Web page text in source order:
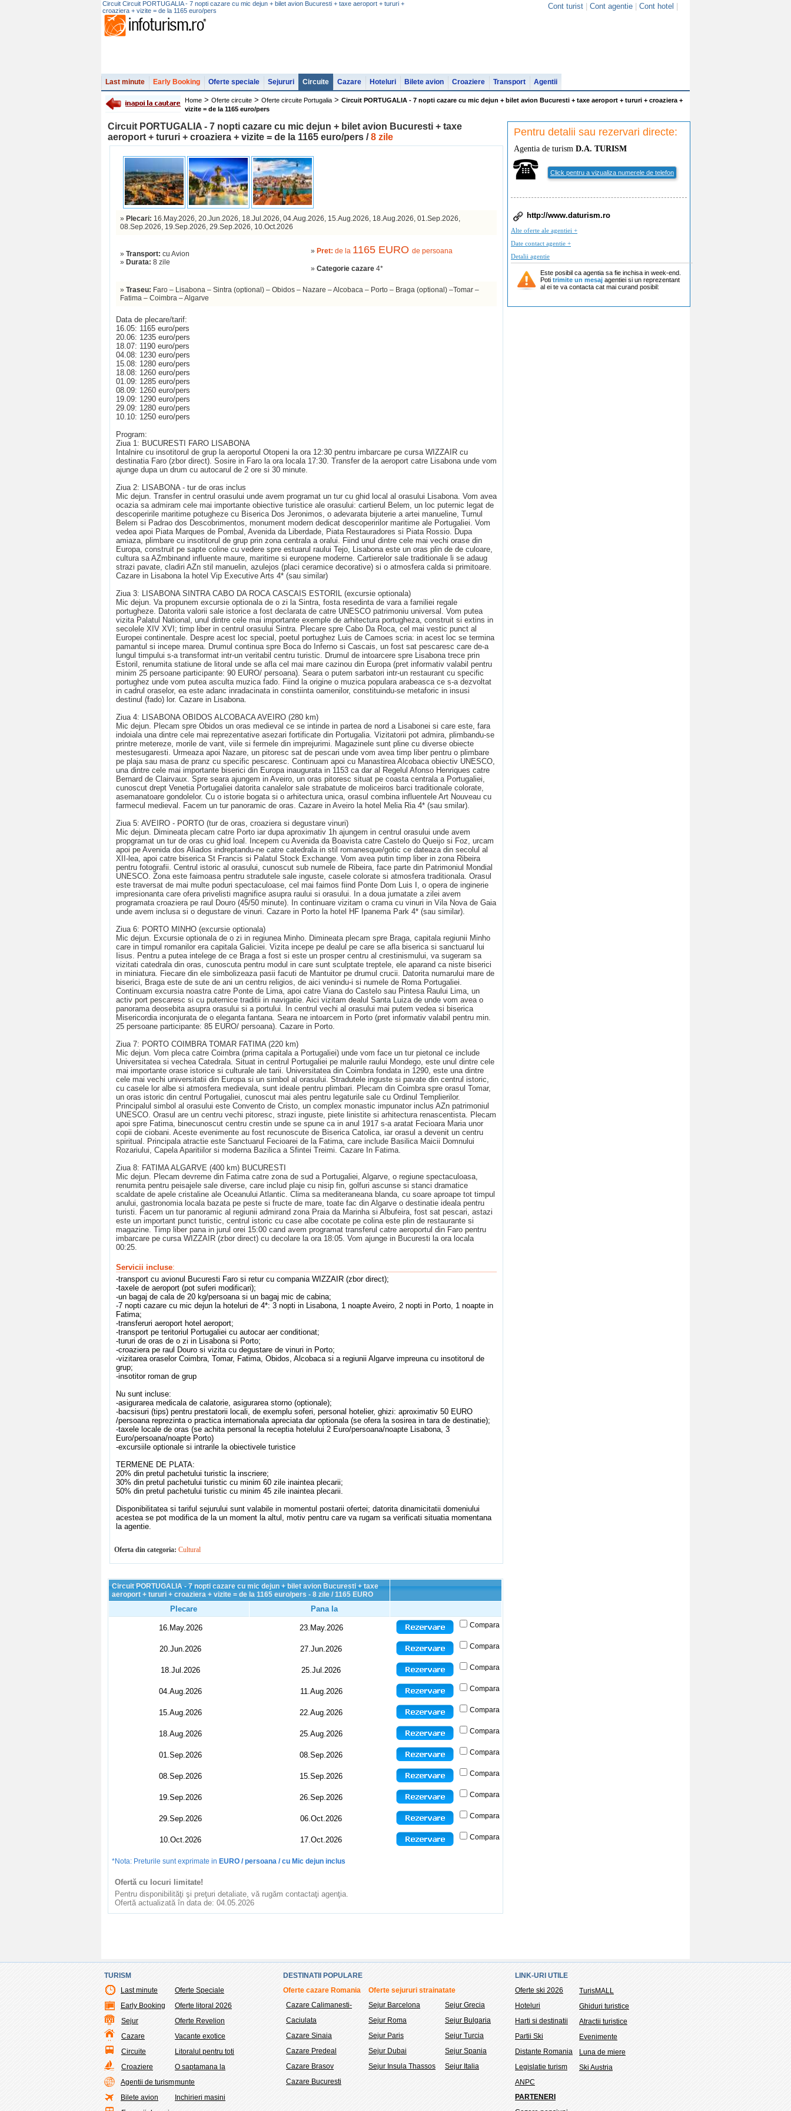
Circuit Circuit PORTUGALIA - 7 nopti cazare cu mic dejun + bilet avion Bucuresti + taxe aeroport + tururi +
croaziera + vizite = de la 1165 euro/pers
Cont turist Cont agentie Cont hotel
Last minute Early Booking Oferte speciale Sejururi Circuite Cazare Hoteluri Bilete avion Croaziere Transport Agentii
Home > Oferte circuite > Oferte circuite Portugalia > Circuit PORTUGALIA - 7 nopti cazare cu mic dejun + bilet avion Bucuresti + taxe aeroport + tururi + croaziera +
vizite = de la 1165 euro/pers
Pentru detalii sau rezervari directe:
Agentia de turism D.A. TURISM
Click pentru a vizualiza numerele de telefon
http://www.daturism.ro
Alte oferte ale agentiei +
Date contact agentie +
Detalii agentie
Este posibil ca agentia sa fie inchisa in week-end.
Poti trimite un mesaj agentiei si un reprezentant
al ei te va contacta cat mai curand posibil:
Circuit PORTUGALIA - 7 nopti cazare cu mic dejun + bilet avion Bucuresti + taxe
aeroport + tururi + croaziera + vizite = de la 1165 euro/pers /8 zile
» Plecari: 16.May.2026, 20.Jun.2026, 18.Jul.2026, 04.Aug.2026, 15.Aug.2026, 18.Aug.2026, 01.Sep.2026,
08.Sep.2026, 19.Sep.2026, 29.Sep.2026, 10.Oct.2026
» Transport: cu Avion
» Durata: 8 zile
» Pret: de la 1165 EURO de persoana
» Categorie cazare 4*
» Traseu: Faro – Lisabona – Sintra (optional) – Obidos – Nazare – Alcobaca – Porto – Braga (optional) –Tomar –
Fatima – Coimbra – Algarve
Data de plecare/tarif:
16.05: 1165 euro/pers
20.06: 1235 euro/pers
18.07: 1190 euro/pers
04.08: 1230 euro/pers
15.08: 1280 euro/pers
18.08: 1260 euro/pers
01.09: 1285 euro/pers
08.09: 1260 euro/pers
19.09: 1290 euro/pers
29.09: 1280 euro/pers
10.10: 1250 euro/pers
Program:
Ziua 1: BUCURESTI FARO LISABONA
Intalnire cu insotitorul de grup la aeroportul Otopeni la ora 12:30 pentru imbarcare pe cursa WIZZAIR cu
destinatia Faro (zbor direct). Sosire in Faro la ora locala 17:30. Transfer de la aeroport catre Lisabona unde vom
ajunge dupa un drum cu autocarul de 2 ore si 30 minute.
Ziua 2: LISABONA - tur de oras inclus
Mic dejun. Transfer in centrul orasului unde avem programat un tur cu ghid local al orasului Lisabona. Vom avea
ocazia sa admiram cele mai importante obiective turistice ale orasului: cartierul Belem, un loc puternic legat de
descoperirile maritime potugheze cu Biserica Dos Jeronimos, o adevarata bijuterie a artei manueline, Turnul
Belem si Padrao dos Descobrimentos, monument modern dedicat descoperirilor maritime ale Portugaliei. Vom
vedea apoi Piata Marques de Pombal, Avenida da Liberdade, Piata Restauradores si Piata Rossio. Dupa
amiaza, plimbare cu insotitorul de grup prin zona centrala a oralui. Fiind unul dintre cele mai vechi orase din
Europa, construit pe sapte coline cu vedere spre estuarul raului Tejo, Lisabona este un oras plin de de culoare,
cultura sa AZmbinand influente maure, maritime si europene moderne. Cartierelor sale traditionale li se adaug
strazi pavate, cladiri AZn stil manuelin, azulejos (placi ceramice decorative) si o atmosfera calda si primitoare.
Cazare in Lisabona la hotel Vip Executive Arts 4* (sau similar)
Ziua 3: LISABONA SINTRA CABO DA ROCA CASCAIS ESTORIL (excursie optionala)
Mic dejun. Va propunem excursie optionala de o zi la Sintra, fosta resedinta de vara a familiei regale
portugheze. Datorita valorii sale istorice a fost declarata de catre UNESCO patrimoniu universal. Vom putea
vizita Palatul National, unul dintre cele mai importante exemple de arhitectura portugheza, construit si extins in
secolele XIV XVI; timp liber in centrul orasului Sintra. Plecare spre Cabo Da Roca, cel mai vestic punct al
Europei continentale. Despre acest loc special, poetul portughez Luis de Camoes scria: in acest loc se termina
pamantul si incepe marea. Drumul continua spre Boca do Inferno si Cascais, un fost sat pescaresc care de-a
lungul timpului s-a transformat intr-un veritabil centru turistic. Drumul de intoarcere spre Lisabona trece prin
Estoril, renumita statiune de litoral unde se afla cel mai mare cazinou din Europa (pret informativ valabil pentru
minim 25 persoane participante: 90 EURO/ persoana). Seara o putem sarbatori intr-un restaurant cu specific
portughez unde vom putea asculta muzica fado. Fiind la origine o muzica populara arabeasca ce s-a dezvoltat
in cadrul oraselor, ea este adanc inradacinata in constiinta oamenilor, constituindu-se metaforic in insusi
destinul (fado) lor. Cazare in Lisabona.
Ziua 4: LISABONA OBIDOS ALCOBACA AVEIRO (280 km)
Mic dejun. Plecam spre Obidos un oras medieval ce se intinde in partea de nord a Lisabonei si care este, fara
indoiala una dintre cele mai reprezentative asezari fortificate din Portugalia. Vizitatorii pot admira, plimbandu-se
printre metereze, morile de vant, viile si fermele din imprejurimi. Magazinele sunt pline cu diverse obiecte
mestesugaresti. Urmeaza apoi Nazare, un pitoresc sat de pescari unde vom avea timp liber pentru o plimbare
pe plaja sau masa de pranz cu specific pescaresc. Continuam apoi cu Manastirea Alcobaca obiectiv UNESCO,
una dintre cele mai importante biserici din Europa inaugurata in 1153 ca dar al Regelul Afonso Henriques catre
Bernard de Clairvaux. Spre seara ajungem in Aveiro, un oras pitoresc situat pe coasta centrala a Portugaliei,
cunoscut drept Venetia Portugaliei datorita canalelor sale strabatute de moliceiros barci traditionale colorate,
asemanatoare gondolelor. Cu o istorie bogata si o arhitectura unica, orasul combina influentele Art Nouveau cu
farmecul medieval. Facem un tur panoramic de oras. Cazare in Aveiro la hotel Melia Ria 4* (sau smilar).
Ziua 5: AVEIRO - PORTO (tur de oras, croaziera si degustare vinuri)
Mic dejun. Dimineata plecam catre Porto iar dupa aproximativ 1h ajungem in centrul orasului unde avem
propgramat un tur de oras cu ghid loal. Incepem cu Avenida da Boavista catre Castelo do Queijo si Foz, urcam
apoi pe Avenida dos Aliados indreptandu-ne catre catedrala in stil romanesque/gotic ce dateaza din secolul al
XII-lea, apoi catre biserica St Francis si Palatul Stock Exchange. Vom avea putin timp liber in zona Ribeira
pentru fotografii. Centrul istoric al orasului, cunoscut sub numele de Ribeira, face parte din Patrimoniul Mondial
UNESCO. Zona este faimoasa pentru stradutele sale inguste, casele colorate si atmosfera traditionala. Orasul
este traversat de mai multe poduri spectaculoase, cel mai faimos fiind Ponte Dom Luis I, o opera de inginerie
impresionanta care ofera privelisti magnifice asupra raului si orasului. In a doua jumatate a zilei avem
programata croaziera pe raul Douro (45/50 minute). In continuare vizitam o crama cu vinuri in Vila Nova de Gaia
unde avem inclusa si o degustare de vinuri. Cazare in Porto la hotel HF Ipanema Park 4* (sau similar).
Ziua 6: PORTO MINHO (excursie optionala)
Mic dejun. Excursie optionala de o zi in regiunea Minho. Dimineata plecam spre Braga, capitala regiunii Minho
care in timpul romanilor era capitala Galiciei. Vizita incepe pe dealul pe care se afla biserica si sanctuarul lui
Iisus. Pentru a putea intelege de ce Braga a fost si este un prosper centru al crestinismului, va sugeram sa
vizitati catedrala din oras, cunoscuta pentru modul in care sunt sculptate treptele, ele aparand ca niste biserici
in miniatura. Fiecare din ele simbolizeaza pasii facuti de Mantuitor pe drumul crucii. Datorita numarului mare de
biserici, Braga este de sute de ani un centru religios, de aici venindu-i si numele de Roma Portugaliei.
Continuam excursia noastra catre Ponte de Lima, apoi catre Viana do Castelo sau Pintesa Raului Lima, un
activ port pescaresc si cu puternice traditii in navigatie. Aici vizitam dealul Santa Luiza de unde vom avea o
panorama deosebita asupra orasului si a portului. In centrul vechi al orasului mai putem vedea si biserica
Misericordia inconjurata de o eleganta fantana. Seara ne intoarcem in Porto (pret informativ valabil pentru min.
25 persoane participante: 85 EURO/ persoana). Cazare in Porto.
Ziua 7: PORTO COIMBRA TOMAR FATIMA (220 km)
Mic dejun. Vom pleca catre Coimbra (prima capitala a Portugaliei) unde vom face un tur pietonal ce include
Universitatea si vechea Catedrala. Situat in centrul Portugaliei pe malurile raului Mondego, este unul dintre cele
mai importante orase istorice si culturale ale tarii. Universitatea din Coimbra fondata in 1290, este una dintre
cele mai vechi universitatii din Europa si un simbol al orasului. Stradutele inguste si pavate din centrul istoric,
cu casele lor albe si atmosfera medievala, sunt ideale pentru plimbari. Plecam din Coimbra spre orasul Tomar,
un oras istoric din centrul Portugaliei, cunoscut mai ales pentru legaturile sale cu Ordinul Templierilor.
Principalul simbol al orasului este Convento de Cristo, un complex monastic impunator inclus AZn patrimoniul
UNESCO. Orasul are un centru vechi pitoresc, strazi inguste, piete linistite si arhitectura renascentista. Plecam
apoi spre Fatima, binecunoscut centru crestin unde se spune ca in anul 1917 s-a aratat Fecioara Maria unor
copii de ciobani. Aceste evenimente au fost recunoscute de Biserica Catolica, iar orasul a devenit un centru
spiritual. Principala atractie este Sanctuarul Fecioarei de la Fatima, care include Basilica Maicii Domnului
Rozariului, Capela Aparitiilor si moderna Bazilica a Sfintei Treimi. Cazare In Fatima.
Ziua 8: FATIMA ALGARVE (400 km) BUCURESTI
Mic dejun. Plecam devreme din Fatima catre zona de sud a Portugaliei, Algarve, o regiune spectaculoasa,
renumita pentru peisajele sale diverse, care includ plaje cu nisip fin, golfuri ascunse si stanci dramatice
scaldate de apele cristaline ale Oceanului Atlantic. Clima sa mediteraneana blanda, cu soare aproape tot timpul
anului, gastronomia locala bazata pe peste si fructe de mare, toate fac din Algarve o destinatie ideala pentru
turisti. Facem un tur panoramic al regiunii admirand zona Praia da Marinha si Albufeira, fost sat pescari, astazi
este un important punct turistic, centrul istoric cu case albe cocotate pe colina este plin de restaurante si
magazine. Timp liber pana in jurul orei 15:00 cand avem programat transferul catre aeroportul din Faro pentru
imbarcare pe cursa WIZZAIR (zbor direct) cu decolare la ora 18:05. Vom ajunge in Bucuresti la ora locala
00:25.
Servicii incluse:
-transport cu avionul Bucuresti Faro si retur cu compania WIZZAIR (zbor direct);
-taxele de aeroport (pot suferi modificari);
-un bagaj de cala de 20 kg/persoana si un bagaj mic de cabina;
-7 nopti cazare cu mic dejun la hoteluri de 4*: 3 nopti in Lisabona, 1 noapte Aveiro, 2 nopti in Porto, 1 noapte in
Fatima;
-transferuri aeroport hotel aeroport;
-transport pe teritoriul Portugaliei cu autocar aer conditionat;
-tururi de oras de o zi in Lisabona si Porto;
-croaziera pe raul Douro si vizita cu degustare de vinuri in Porto;
-vizitarea oraselor Coimbra, Tomar, Fatima, Obidos, Alcobaca si a regiunii Algarve impreuna cu insotitorul de
grup;
-insotitor roman de grup
Nu sunt incluse:
-asigurarea medicala de calatorie, asigurarea storno (optionale);
-bacsisuri (tips) pentru prestatorii locali, de exemplu soferi, personal hotelier, ghizi: aproximativ 50 EURO
/persoana reprezinta o practica internationala apreciata dar optionala (se ofera la sosirea in tara de destinatie);
-taxele locale de oras (se achita personal la receptia hotelului 2 Euro/persoana/noapte Lisabona, 3
Euro/persoana/noapte Porto)
-excursiile optionale si intrarile la obiectivele turistice
TERMENE DE PLATA:
20% din pretul pachetului turistic la inscriere;
30% din pretul pachetului turistic cu minim 60 zile inaintea plecarii;
50% din pretul pachetului turistic cu minim 45 zile inaintea plecarii.
Disponibilitatea si tariful sejurului sunt valabile in momentul postarii ofertei; datorita dinamicitatii domeniului
acestea se pot modifica de la un moment la altul, motiv pentru care va rugam sa verificati situatia momentana
la agentie.
Oferta din categoria: Cultural
Circuit PORTUGALIA - 7 nopti cazare cu mic dejun + bilet avion Bucuresti + taxe
aeroport + tururi + croaziera + vizite = de la 1165 euro/pers - 8 zile / 1165 EURO
Plecare Pana la
16.May.2026 23.May.2026 Compara
20.Jun.2026 27.Jun.2026 Compara
18.Jul.2026 25.Jul.2026 Compara
04.Aug.2026 11.Aug.2026 Compara
15.Aug.2026 22.Aug.2026 Compara
18.Aug.2026 25.Aug.2026 Compara
01.Sep.2026 08.Sep.2026 Compara
08.Sep.2026 15.Sep.2026 Compara
19.Sep.2026 26.Sep.2026 Compara
29.Sep.2026 06.Oct.2026 Compara
10.Oct.2026 17.Oct.2026 Compara
*Nota: Preturile sunt exprimate in EURO / persoana / cu Mic dejun inclus
Ofertă cu locuri limitate!
Pentru disponibilităţi şi preţuri detaliate, vă rugăm contactaţi agenţia.
Ofertă actualizată în data de: 04.05.2026
TURISM
Last minute
Early Booking
Sejur
Cazare
Circuite
Croaziere
Agentii de turism
Bilete avion
Oferte Speciale
Oferte litoral 2026
Oferte Revelion
Vacante exotice
Litoralul pentru toti
O saptamana la
munte
Inchirieri masini
DESTINATII POPULARE
Oferte cazare Romania
Oferte sejururi strainatate
Cazare Calimanesti-
Caciulata
Cazare Sinaia
Cazare Predeal
Cazare Brasov
Cazare Bucuresti
Sejur Barcelona
Sejur Roma
Sejur Paris
Sejur Dubai
Sejur Insula Thassos
Sejur Grecia
Sejur Bulgaria
Sejur Turcia
Sejur Spania
Sejur Italia
LINK-URI UTILE
Oferte ski 2026
Hoteluri
Harti si destinatii
Partii Ski
Distante Romania
Legislatie turism
ANPC
TurisMALL
Ghiduri turistice
Atractii turistice
Evenimente
Luna de miere
Ski Austria
PARTENERI